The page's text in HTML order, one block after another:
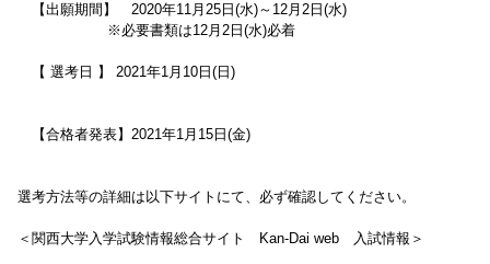
【出願期間】 2020年11月25日(水)～12月2日(水)
※必要書類は12月2日(水)必着
【 選考日 】 2021年1月10日(日)
【合格者発表】2021年1月15日(金)
選考方法等の詳細は以下サイトにて、必ず確認してください。
＜関西大学入学試験情報総合サイト Kan-Dai web 入試情報＞